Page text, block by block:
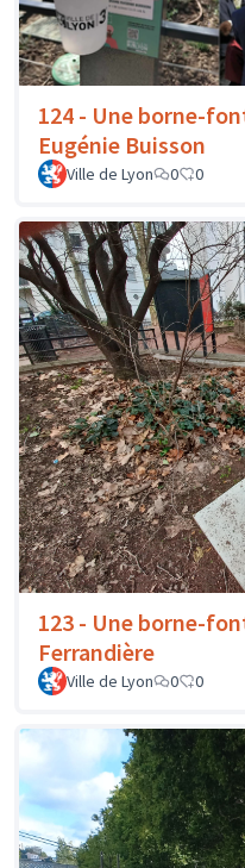
124 - Une borne-
Eugénie Buisson
Ville de Lyon 0 0
123 - Une borne-
Ferrandière
Ville de Lyon 0 0